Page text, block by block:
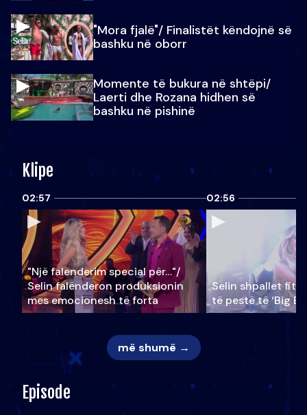
"Mora fjalë"/ Finalistët këndojnë së
bashku në oborr
Momente të bukura në shtëpi/
Laerti dhe Rozana hidhen së
bashku në pishinë
Klipe
02:57
"Një falenderim special për…"/
Selin falënderon produksionin
mes emocionesh të forta
02:56
Selin shpallet
të pestë të ‘Big
më shumë →
Episode